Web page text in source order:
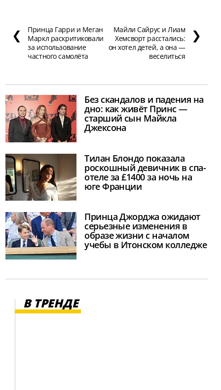
❮
Принца Гарри и Меган
Маркл раскритиковали
за использование
частного самолёта
Майли Сайрус и Лиам
Хемсворт расстались:
он хотел детей, а она —
веселиться
❯
Без скандалов и падения на
дно: как живёт Принс —
старший сын Майкла
Джексона
Тилан Блондо показала
роскошный девичник в спа-
отеле за £1400 за ночь на
юге Франции
Принца Джорджа ожидают
серьезные изменения в
образе жизни с началом
учебы в Итонском колледже
В ТРЕНДЕ